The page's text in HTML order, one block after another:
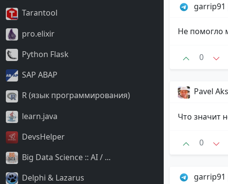
Tarantool
pro.elixir
Python Flask
SAP ABAP
R (язык программирования)
learn.java
DevsHelper
Big Data Science :: AI / ...
Delphi & Lazarus
garrip91
Не помогло
0
Pavel
Что значит
0
garrip91